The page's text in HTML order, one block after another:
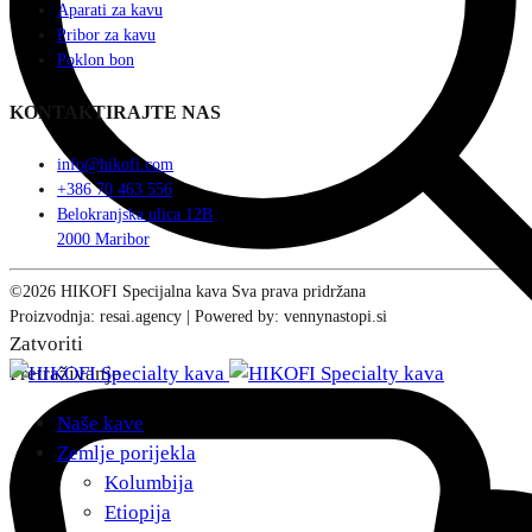
Pretraživanje
Aparati za kavu
Pribor za kavu
Poklon bon
KONTAKTIRAJTE NAS
info@hikofi.com
+386 70 463 556
Belokranjska ulica 12B
2000 Maribor
©2026 HIKOFI Specijalna kava Sva prava pridržana
Proizvodnja: resai.agency | Powered by: vennynastopi.si
Zatvoriti
Naše kave
Zemlje porijekla
Kolumbija
Etiopija